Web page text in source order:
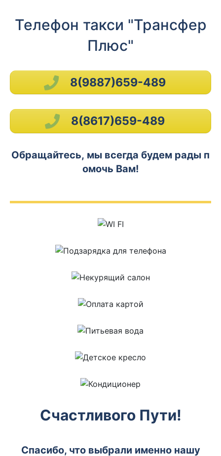
Телефон такси "Трансфер
Плюс"
8(9887)659-489
8(8617)659-489
Обращайтесь, мы всегда будем рады п
омочь Вам!
Счастливого Пути!
Спасибо, что выбрали именно нашу